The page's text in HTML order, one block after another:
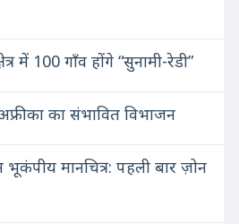
में 100 गाँव होंगे “सुनामी-रेडी”
का संभावित विभाजन
भूकंपीय मानचित्र: पहली बार ज़ोन